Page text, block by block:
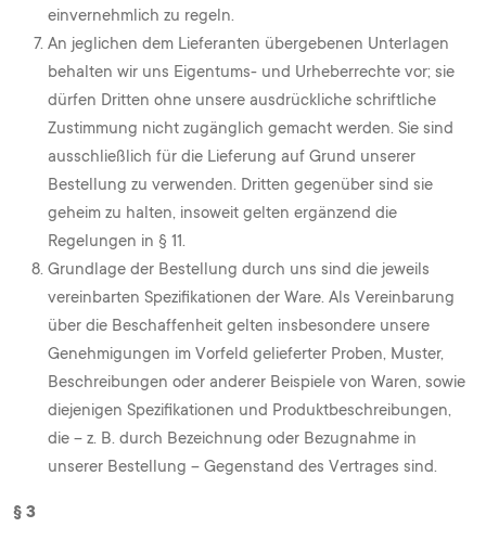
einvernehmlich zu regeln.
An jeglichen dem Lieferanten übergebenen Unterlagen
behalten wir uns Eigentums- und Urheberrechte vor; sie
dürfen Dritten ohne unsere ausdrückliche schriftliche
Zustimmung nicht zugänglich gemacht werden. Sie sind
ausschließlich für die Lieferung auf Grund unserer
Bestellung zu verwenden. Dritten gegenüber sind sie
geheim zu halten, insoweit gelten ergänzend die
Regelungen in § 11.
Grundlage der Bestellung durch uns sind die jeweils
vereinbarten Spezifikationen der Ware. Als Vereinbarung
über die Beschaffenheit gelten insbesondere unsere
Genehmigungen im Vorfeld gelieferter Proben, Muster,
Beschreibungen oder anderer Beispiele von Waren, sowie
diejenigen Spezifikationen und Produktbeschreibungen,
die – z. B. durch Bezeichnung oder Bezugnahme in
unserer Bestellung – Gegenstand des Vertrages sind.
§ 3